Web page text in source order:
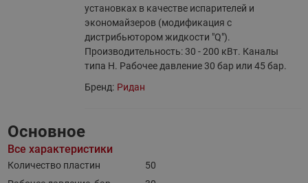
установках в качестве испарителей и
экономайзеров (модификация с
дистрибьютором жидкости "Q").
Производительность: 30 - 200 кВт. Каналы
типа H. Рабочее давление 30 бар или 45 бар.
Бренд: Ридан
Основное
Все характеристики
Количество пластин
50